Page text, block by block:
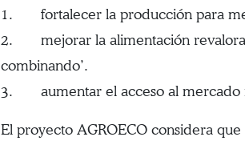
1. fortalecer la producción para
2. mejorar la alimentación
combinando’.
3. aumentar el acceso al mercado
El proyecto AGROECO considera